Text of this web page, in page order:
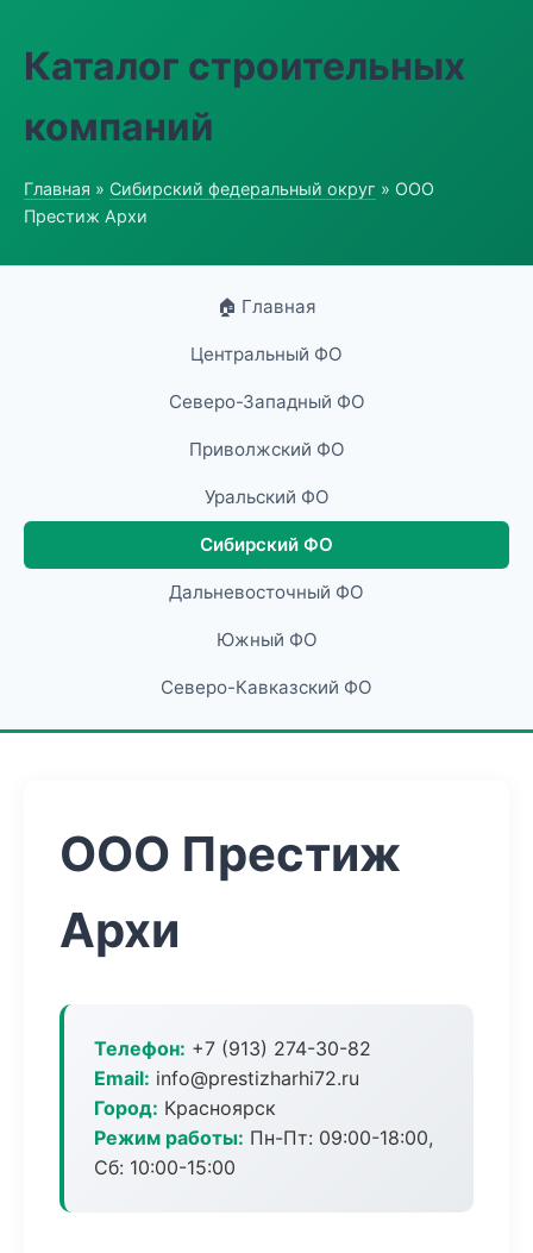
Каталог строительных
компаний
Главная » Сибирский федеральный округ » ООО
Престиж Архи
🏠 Главная
Центральный ФО
Северо-Западный ФО
Приволжский ФО
Уральский ФО
Сибирский ФО
Дальневосточный ФО
Южный ФО
Северо-Кавказский ФО
ООО Престиж
Архи
Телефон: +7 (913) 274-30-82
Email: info@prestizharhi72.ru
Город: Красноярск
Режим работы: Пн-Пт: 09:00-18:00,
Сб: 10:00-15:00